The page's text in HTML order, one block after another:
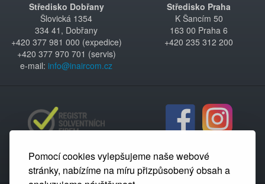
Pomocí cookies vylepšujeme naše webové
stránky, nabízíme na míru přizpůsobený obsah a
Středisko Dobřany
Šlovická 1354
334 41, Dobřany
+420 377 981 000 (expedice)
+420 377 970 701 (servis)
e-mail: info@inaircom.cz
Středisko Praha
K Šancím 50
163 00 Praha 6
+420 235 312 200